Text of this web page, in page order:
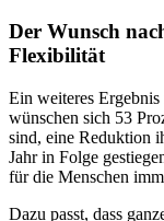
Der Wunsch
Flexibilität
Ein weiteres
wünschen sich 53
sind, eine Reduktion
Jahr in Folge
für die Menschen
Dazu passt, dass